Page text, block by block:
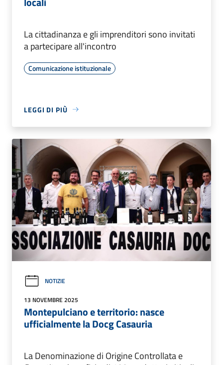
La cittadinanza e gli imprenditori sono invitati
a partecipare all'incontro
Comunicazione istituzionale
LEGGI DI PIÙ
NOTIZIE
13 NOVEMBRE 2025
Montepulciano e territorio: nasce
ufficialmente la Docg Casauria
La Denominazione di Origine Controllata e